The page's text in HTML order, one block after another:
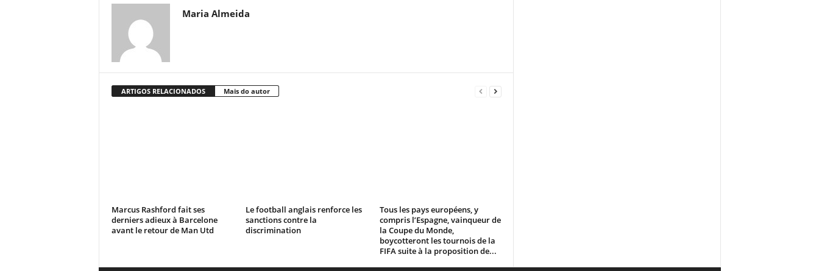
Maria Almeida
ARTIGOS RELACIONADOS Mais do autor
Marcus Rashford fait ses
derniers adieux à Barcelone
avant le retour de Man Utd
Le football anglais renforce les
sanctions contre la
discrimination
Tous les pays européens, y
compris l’Espagne, vainqueur de
la Coupe du Monde,
boycotteront les tournois de la
FIFA suite à la proposition de...